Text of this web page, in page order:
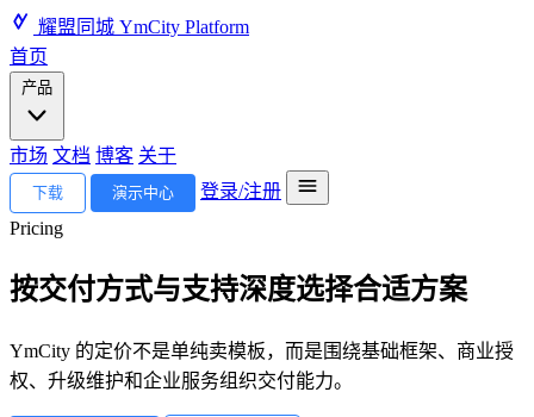
耀盟同城 YmCity Platform
首页
产品
市场 文档 博客 关于
下载 演示中心
登录/注册
Pricing
按交付方式与支持深度选择合适方案
YmCity 的定价不是单纯卖模板，而是围绕基础框架、商业授
权、升级维护和企业服务组织交付能力。